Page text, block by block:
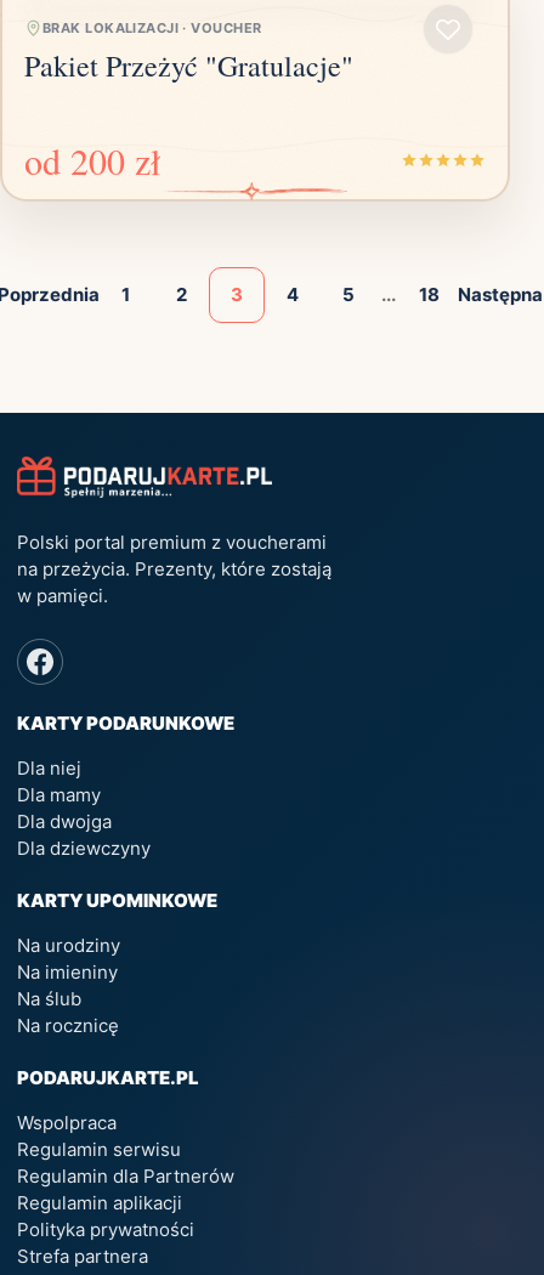
BRAK LOKALIZACJI ·VOUCHER
Pakiet Przeżyć "Gratulacje"
od 200 zł
1 2 3 4 5 ... 18 Następna
Polski portal premium z voucherami
na przeżycia. Prezenty, które zostają
w pamięci.
KARTY PODARUNKOWE
Dla niej
Dla mamy
Dla dwojga
Dla dziewczyny
KARTY UPOMINKOWE
Na urodziny
Na imieniny
Na ślub
Na rocznicę
PODARUJKARTE.PL
Wspolpraca
Regulamin serwisu
Regulamin dla Partnerów
Regulamin aplikacji
Polityka prywatności
Strefa partnera